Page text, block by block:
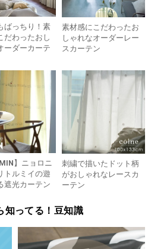
ばっちり！素
だわったおし
ーダーカーテ
素材感にこだわったお
しゃれなオーダーレー
スカーテン
】ニョロニ
トルミイの遊
遮光カーテン
刺繍で描いたドット柄
がおしゃれなレースカ
ーテン
知ってる！豆知識